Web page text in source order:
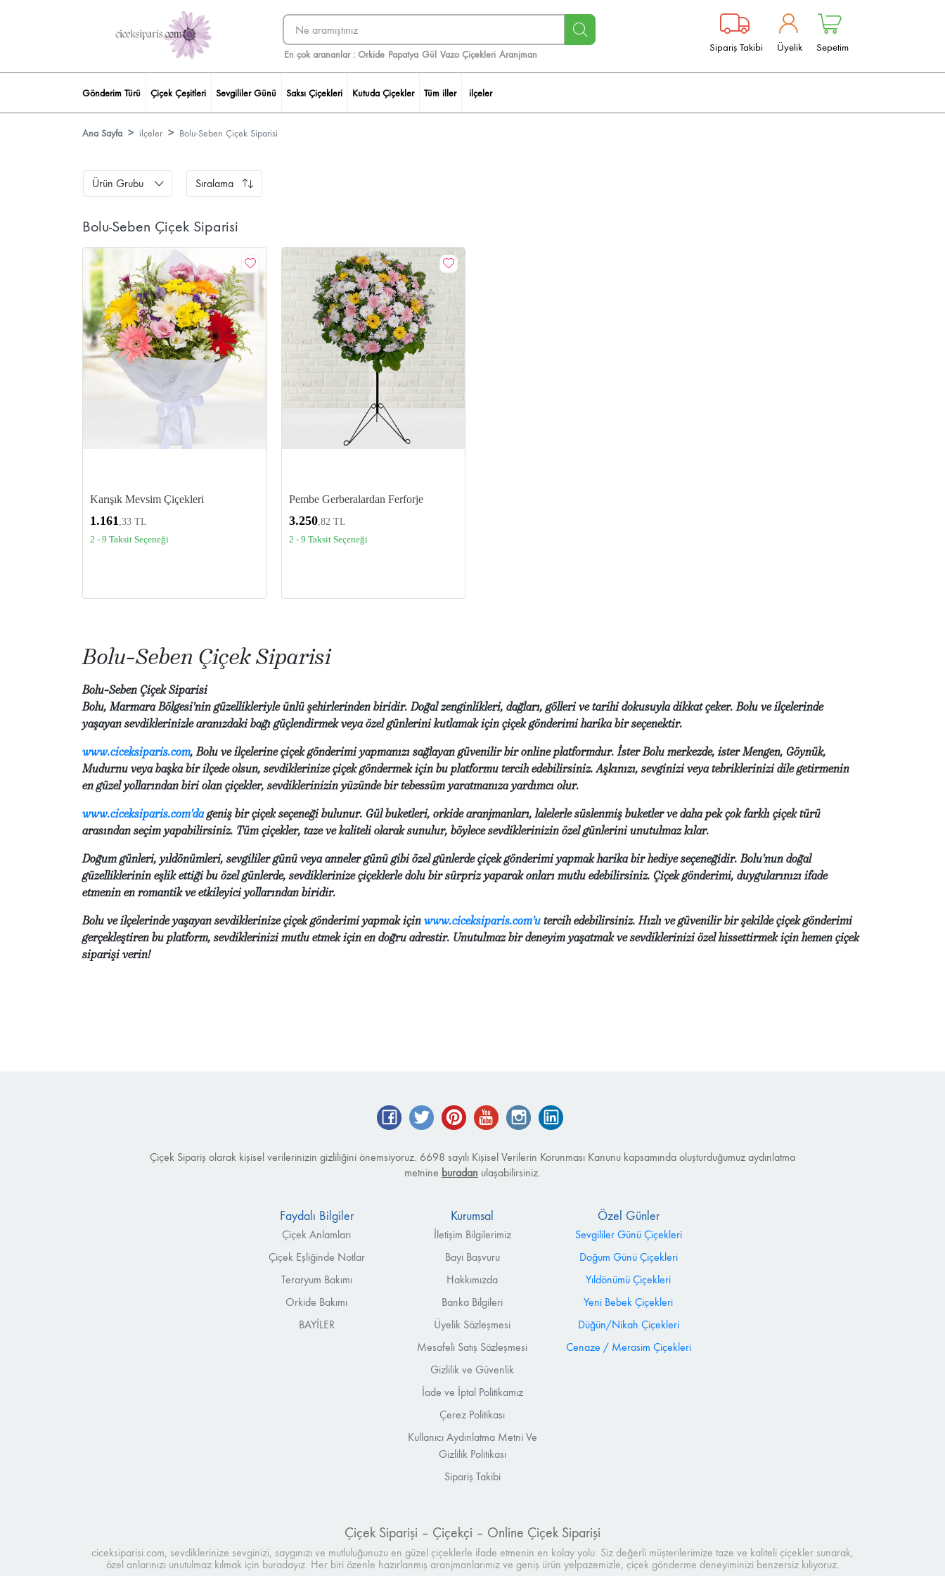
En çok arananlar : Orkide Papatya Gül Vazo Çiçekleri Aranjman
Sipariş Takibi Üyelik Sepetim
Gönderim Türü Çiçek Çeşitleri Sevgililer Günü Saksı Çiçekleri Kutuda Çiçekler Tüm iller ilçeler
Ana Sayfa ilçeler Bolu-Seben Çiçek Siparisi
Ürün Grubu Sıralama
Bolu-Seben Çiçek Siparisi
Karışık Mevsim Çiçekleri
1.161,33 TL
2 - 9 Taksit Seçeneği
Pembe Gerberalardan Ferforje
3.250,82 TL
2 - 9 Taksit Seçeneği
Bolu-Seben Çiçek Siparisi
Bolu-Seben Çiçek Siparisi
Bolu, Marmara Bölgesi'nin güzellikleriyle ünlü şehirlerinden biridir. Doğal zenginlikleri, dağları, gölleri ve tarihi dokusuyla dikkat çeker. Bolu ve ilçelerinde
yaşayan sevdiklerinizle aranızdaki bağı güçlendirmek veya özel günlerini kutlamak için çiçek gönderimi harika bir seçenektir.
www.ciceksiparis.com, Bolu ve ilçelerine çiçek gönderimi yapmanızı sağlayan güvenilir bir online platformdur. İster Bolu merkezde, ister Mengen, Göynük,
Mudurnu veya başka bir ilçede olsun, sevdiklerinize çiçek göndermek için bu platformu tercih edebilirsiniz. Aşkınızı, sevginizi veya tebriklerinizi dile getirmenin
en güzel yollarından biri olan çiçekler, sevdiklerinizin yüzünde bir tebessüm yaratmanıza yardımcı olur.
www.ciceksiparis.com'dageniş bir çiçek seçeneği bulunur. Gül buketleri, orkide aranjmanları, lalelerle süslenmiş buketler ve daha pek çok farklı çiçek türü
arasından seçim yapabilirsiniz. Tüm çiçekler, taze ve kaliteli olarak sunulur, böylece sevdiklerinizin özel günlerini unutulmaz kılar.
Doğum günleri, yıldönümleri, sevgililer günü veya anneler günü gibi özel günlerde çiçek gönderimi yapmak harika bir hediye seçeneğidir. Bolu'nun doğal
güzelliklerinin eşlik ettiği bu özel günlerde, sevdiklerinize çiçeklerle dolu bir sürpriz yaparak onları mutlu edebilirsiniz. Çiçek gönderimi, duygularınızı ifade
etmenin en romantik ve etkileyici yollarından biridir.
Bolu ve ilçelerinde yaşayan sevdiklerinize çiçek gönderimi yapmak için www.ciceksiparis.com'u tercih edebilirsiniz. Hızlı ve güvenilir bir şekilde çiçek gönderimi
gerçekleştiren bu platform, sevdiklerinizi mutlu etmek için en doğru adrestir. Unutulmaz bir deneyim yaşatmak ve sevdiklerinizi özel hissettirmek için hemen çiçek
siparişi verin!
FacebookTwitter Pinterest YouTube Instagram
Çiçek Sipariş olarak kişisel verilerinizin gizliliğini önemsiyoruz. 6698 sayılı Kişisel Verilerin Korunması Kanunu kapsamında oluşturduğumuz aydınlatma
metnine buradan ulaşabilirsiniz.
Faydalı Bilgiler
Çiçek Anlamları
Çiçek Eşliğinde Notlar
Teraryum Bakımı
Orkide Bakımı
BAYİLER
Kurumsal
İletişim Bilgilerimiz
Bayi Başvuru
Hakkımızda
Banka Bilgileri
Üyelik Sözleşmesi
Mesafeli Satış Sözleşmesi
Gizlilik ve Güvenlik
İade ve İptal Politikamız
Çerez Politikası
Kullanıcı Aydınlatma Metni Ve
Gizlilik Politikası
Sipariş Takibi
Özel Günler
Sevgililer Günü Çiçekleri
Doğum Günü Çiçekleri
Yıldönümü Çiçekleri
Yeni Bebek Çiçekleri
Düğün/Nikah Çiçekleri
Cenaze / Merasim Çiçekleri
Çiçek Siparişi – Çiçekçi – Online Çiçek Siparişi
ciceksiparisi.com, sevdiklerinize sevginizi, saygınızı ve mutluluğunuzu en güzel çiçeklerle ifade etmenin en kolay yolu. Siz değerli müşterilerimize taze ve kaliteli çiçekler sunarak,
özel anlarınızı unutulmaz kılmak için buradayız. Her biri özenle hazırlanmış aranjmanlarımız ve geniş ürün yelpazemizle, çiçek gönderme deneyiminizi benzersiz kılıyoruz.